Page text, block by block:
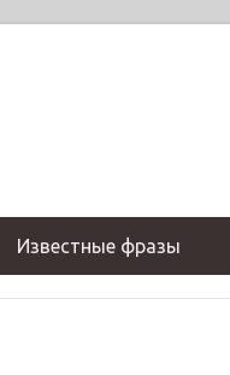
Известные фразы